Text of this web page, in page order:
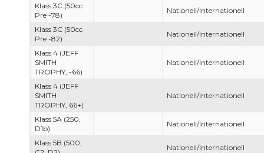
Klass 3C (50cc
Pre -78)
Nationell/Internationell
Klass 3C (50cc
Pre -82)
Nationell/Internationell
Klass 4 (JEFF
SMITH
TROPHY, -66)
Nationell/Internationell
Klass 4 (JEFF
SMITH
TROPHY, 66+)
Nationell/Internationell
Klass 5A (250,
D1b)
Nationell/Internationell
Klass 5B (500,
Nationell/Internationell